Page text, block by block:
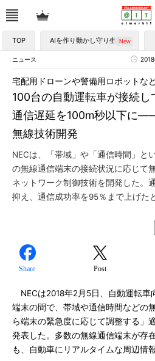
TOP AIを作り動かし守り生かす
ニュース
100台の自動運転車が接続
通信遅延を100m秒以下に
無線技術開発
宅配用ドローンや警備用ロボットな
NECは、「帯域」や「通信時間」と
の無線通信端末の接続状況に応じて
ネットワーク制御技術を開発した。
抑え、通信成功率を95％まで上げた
Share Post
NECは2018年2月5日、自動運転車
端末の間で、帯域や通信時間などの
ら端末の緊急度に応じて調整する」
発表した。多数の無線通信端末が存
も、自動車にリアルタイムな周辺情